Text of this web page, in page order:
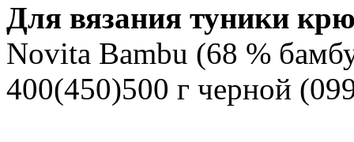
Для вязания туники
Novita Bambu (68 %
400(450)500 г черной